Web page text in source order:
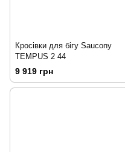
Кросівки для бігу Saucony
TEMPUS 2 44
9 919 грн